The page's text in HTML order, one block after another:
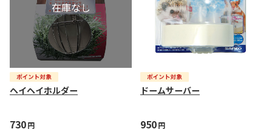
ヘイヘイホルダー
730円
ドームサーバー
950円